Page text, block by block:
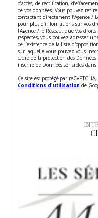
d’accès, de rectification,
de vos données. Vous pouvez
contactant directement l’Agence /
pour plus d’informations sur vos
l'Agence / le Réseau, que vos
respectés, vous pouvez adresser
de l’existence de la liste
sur laquelle vous pouvez vous
cadre de la protection des
inscrire de Données sensibles dans
Ce site est protégé par reCAPTCHA,
Conditions d'utilisation de